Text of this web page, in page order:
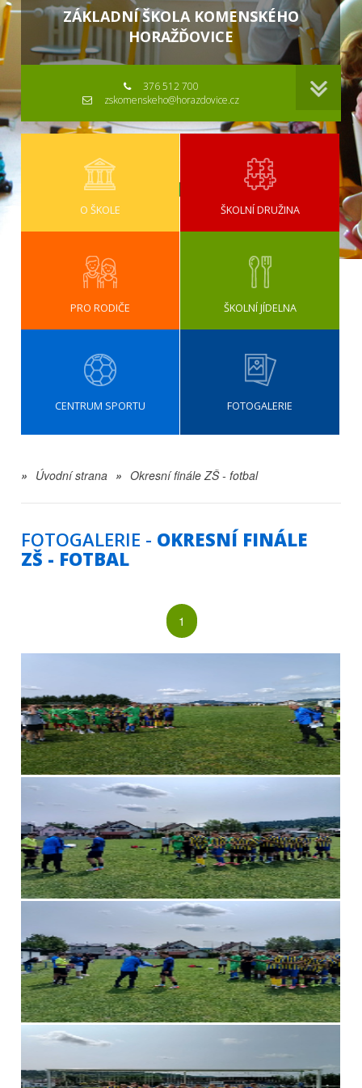
ZÁKLADNÍ ŠKOLA KOMENSKÉHO
HORAŽĎOVICE
376 512 700
zskomenskeho@horazdovice.cz
O ŠKOLE ŠKOLNÍ DRUŽINA
PRO RODIČE ŠKOLNÍ JÍDELNA
CENTRUM SPORTU FOTOGALERIE
» Úvodní strana » Okresní finále ZŠ - fotbal
FOTOGALERIE - OKRESNÍ FINÁLE
ZŠ - FOTBAL
1